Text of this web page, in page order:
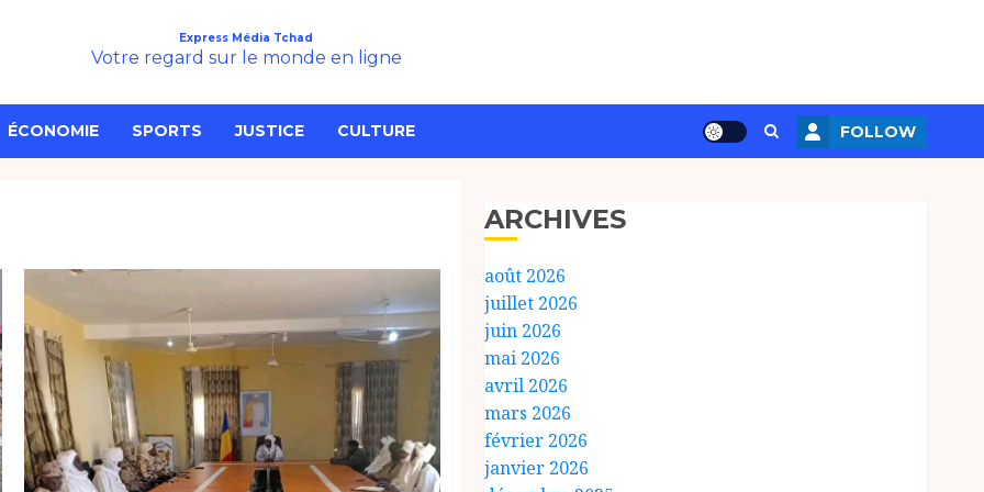
Express Média Tchad
Votre regard sur le monde en ligne
ÉCONOMIE SPORTS JUSTICE CULTURE FOLLOW
ARCHIVES
août 2026
juillet 2026
juin 2026
mai 2026
avril 2026
mars 2026
février 2026
janvier 2026